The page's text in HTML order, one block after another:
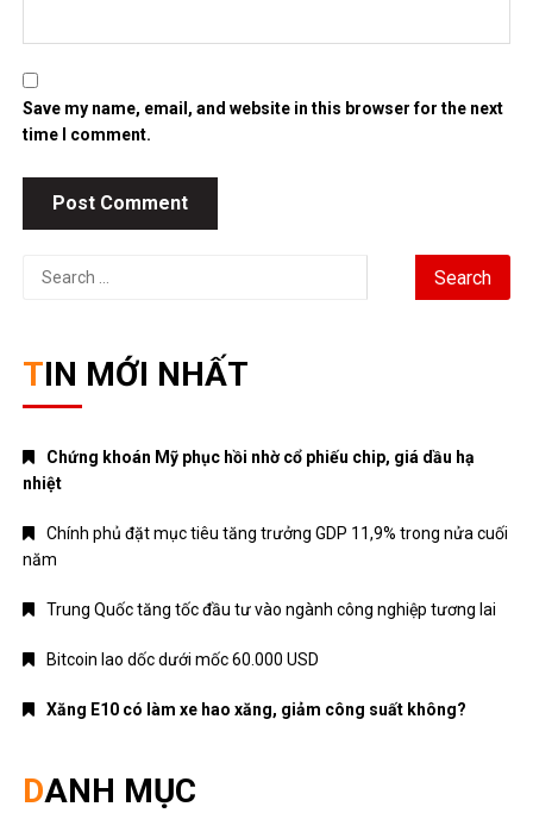
Save my name, email, and website in this browser for the next
time I comment.
Search
TIN MỚI NHẤT
Chứng khoán Mỹ phục hồi nhờ cổ phiếu chip, giá dầu hạ
nhiệt
Chính phủ đặt mục tiêu tăng trưởng GDP 11,9% trong nửa cuối
năm
Trung Quốc tăng tốc đầu tư vào ngành công nghiệp tương lai
Bitcoin lao dốc dưới mốc 60.000 USD
Xăng E10 có làm xe hao xăng, giảm công suất không?
DANH MỤC